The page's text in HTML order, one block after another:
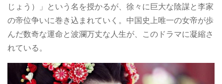
じょう）」という名を授かるが、徐々に巨大な陰謀と李家
の帝位争いに巻き込まれていく。中国史上唯一の女帝が歩
んだ数奇な運命と波瀾万丈な人生が、このドラマに凝縮さ
れている。